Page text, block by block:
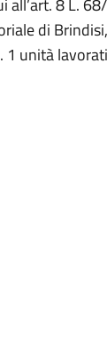
all’art. 8 L.
di
1 unità